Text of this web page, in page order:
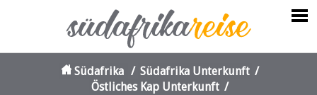
Südafrika / Südafrika Unterkunft /
Östliches Kap Unterkunft /